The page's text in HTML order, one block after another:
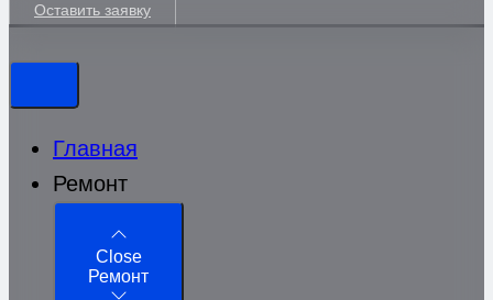
Оставить заявку
Главная
Ремонт
Close
Ремонт